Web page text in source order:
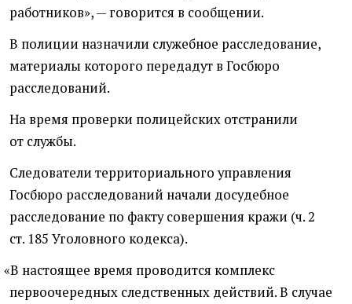
работников», — говорится в сообщении.
В полиции назначили служебное расследование,
материалы которого передадут в Госбюро
расследований.
На время проверки полицейских отстранили
от службы.
Следователи территориального управления
Госбюро расследований начали досудебное
расследование по факту совершения кражи (ч. 2
ст. 185 Уголовного кодекса).
«В настоящее время проводится комплекс
первоочередных следственных действий. В случае